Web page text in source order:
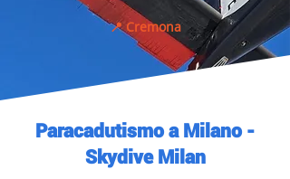
📍 Cremona
Paracadutismo a Milano -
Skydive Milan